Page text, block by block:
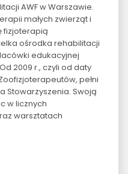
AWF w Warszawie.
małych zwierząt i
fizjoterapią
ośrodka rehabilitacji
edukacyjnej
2009 r., czyli od daty
pełni
Stowarzyszenia. Swoją
w licznych
warsztatach